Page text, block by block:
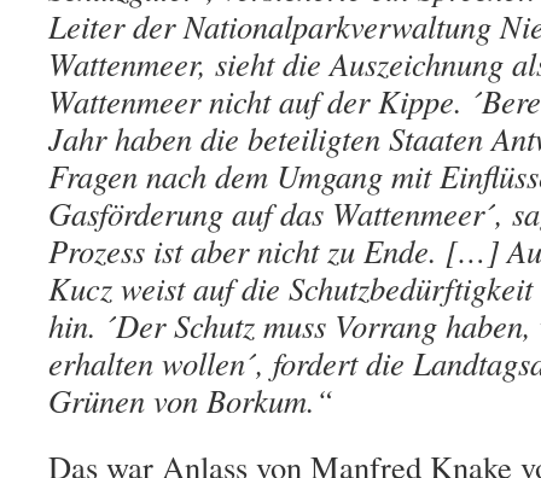
Leiter der Nationalparkverwaltung
Wattenmeer, sieht die Auszeichnung
Wattenmeer nicht auf der Kippe.
Jahr haben die beteiligten Staaten
Fragen nach dem Umgang mit
Gasförderung auf das Wattenmeer´,
Prozess ist aber nicht zu Ende. […]
Kucz weist auf die Schutzbedürftigkeit
hin. ´Der Schutz muss Vorrang
erhalten wollen´, fordert die
Grünen von Borkum.“
Das war Anlass von Manfred Knake